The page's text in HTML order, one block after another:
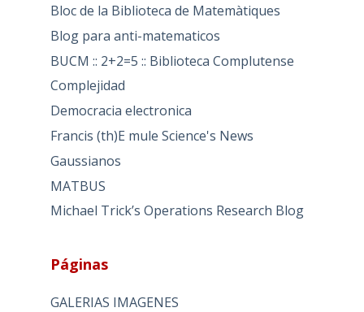
Bloc de la Biblioteca de Matemàtiques
Blog para anti-matematicos
BUCM :: 2+2=5 :: Biblioteca Complutense
Complejidad
Democracia electronica
Francis (th)E mule Science's News
Gaussianos
MATBUS
Michael Trick’s Operations Research Blog
Páginas
GALERIAS IMAGENES